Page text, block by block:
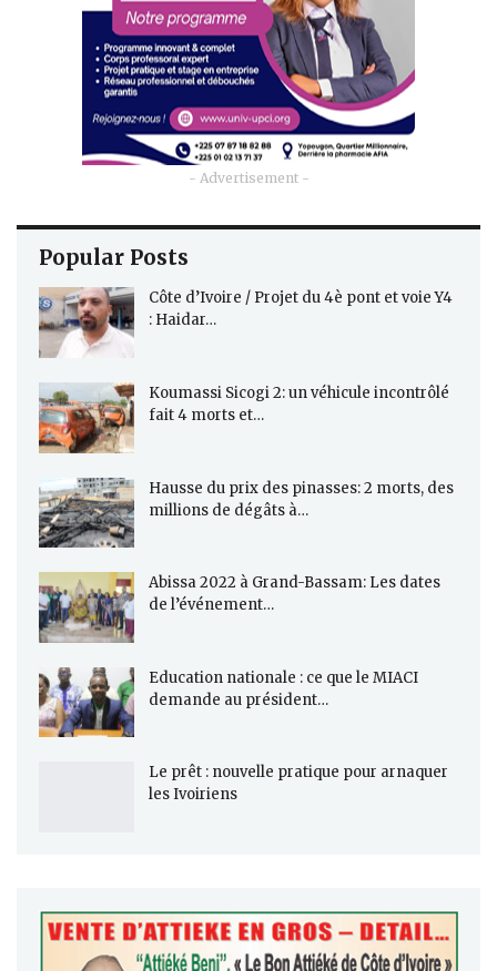
- Advertisement -
Popular Posts
Côte d’Ivoire / Projet du 4è pont et voie Y4
: Haidar…
Koumassi Sicogi 2: un véhicule incontrôlé
fait 4 morts et…
Hausse du prix des pinasses: 2 morts, des
millions de dégâts à…
Abissa 2022 à Grand-Bassam: Les dates
de l’événement…
Education nationale : ce que le MIACI
demande au président…
Le prêt : nouvelle pratique pour arnaquer
les Ivoiriens